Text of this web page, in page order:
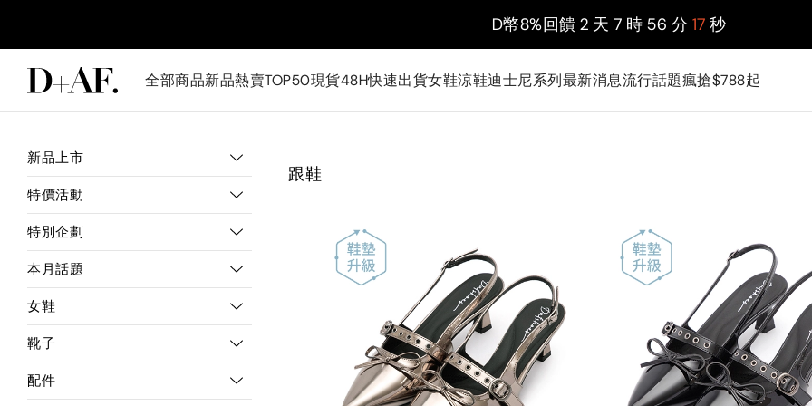
D幣8%回饋 2 天 7 時 56 分 15 秒
全部商品新品熱賣TOP50現貨48H快速出貨女鞋涼鞋迪士尼系列最新消息流行話題瘋搶$788起
新品上市
特價活動
特別企劃
本月話題
女鞋
靴子
配件
跟鞋